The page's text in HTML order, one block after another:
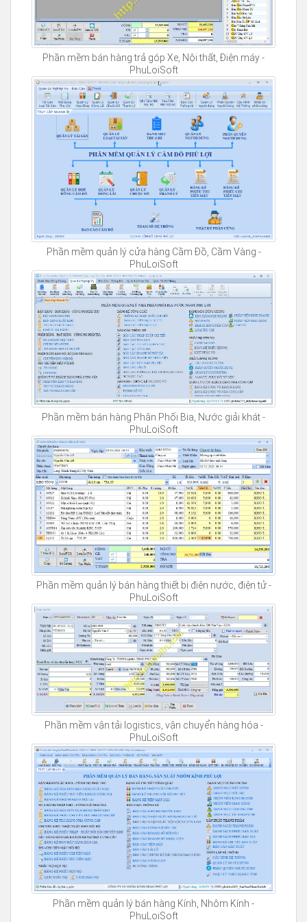
Phần mềm bán hàng trả góp Xe, Nội thất, Điện máy -
PhuLoiSoft
Phần mềm quản lý cửa hàng Cầm Đồ, Cầm Vàng -
PhuLoiSoft
Phần mềm bán hàng Phân Phối Bia, Nước giải khát -
PhuLoiSoft
Phần mềm quản lý bán hàng thiết bị điện nước, điện tử -
PhuLoiSoft
Phần mềm vận tải logistics, vận chuyển hàng hóa -
PhuLoiSoft
Phần mềm quản lý bán hàng Kính, Nhôm Kính -
PhuLoiSoft